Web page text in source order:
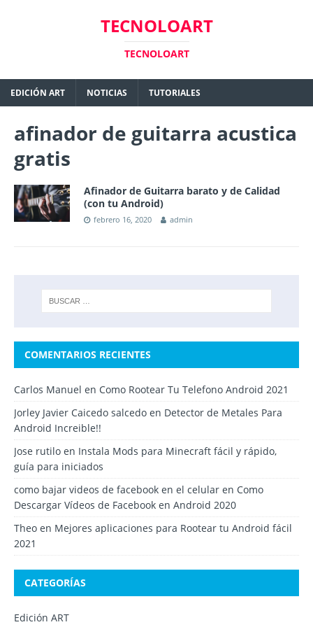
TECNOLOART
TECNOLOART
EDICIÓN ART NOTICIAS TUTORIALES
afinador de guitarra acustica
gratis
Afinador de Guitarra barato y de Calidad
(con tu Android)
febrero 16, 2020 admin
COMENTARIOS RECIENTES
Carlos Manuel en Como Rootear Tu Telefono Android 2021
Jorley Javier Caicedo salcedo en Detector de Metales Para
Android Increible!!
Jose rutilo en Instala Mods para Minecraft fácil y rápido,
guía para iniciados
como bajar videos de facebook en el celular en Como
Descargar Vídeos de Facebook en Android 2020
Theo en Mejores aplicaciones para Rootear tu Android fácil
2021
CATEGORÍAS
Edición ART